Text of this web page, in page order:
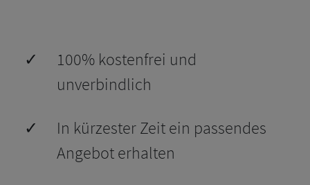
✓
100% kostenfrei und
unverbindlich
✓
In kürzester Zeit ein passendes
Angebot erhalten